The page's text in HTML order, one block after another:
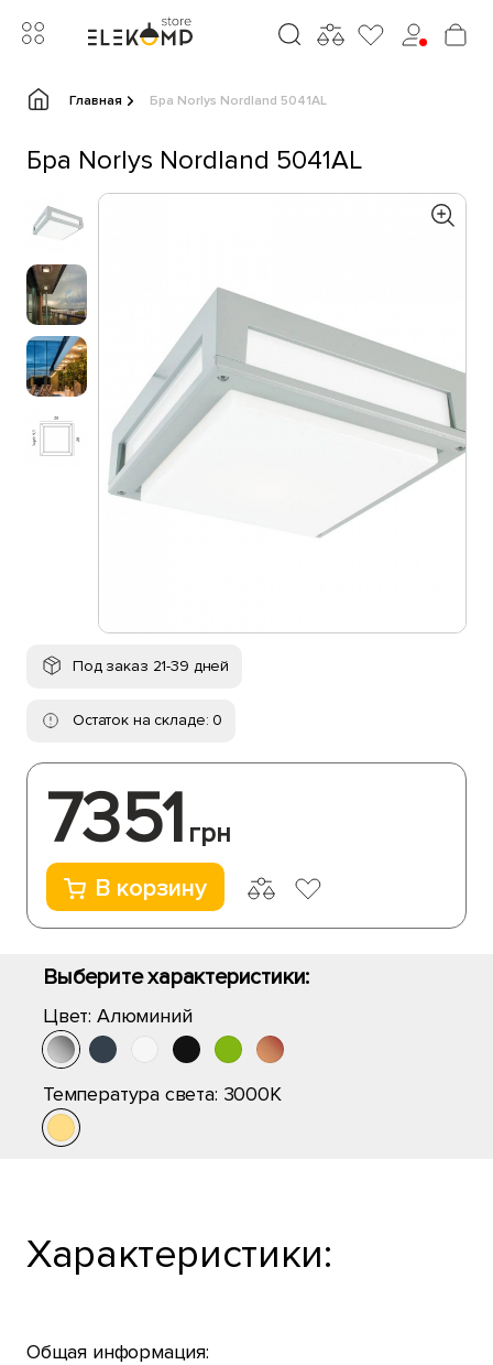
Главная Бра Norlys Nordland 5041AL
Бра Norlys Nordland 5041AL
Под заказ 21-39 дней
Остаток на складе: 0
7351 грн
В корзину
Выберите характеристики:
Цвет: Алюминий
Температура света: 3000K
Характеристики:
Общая информация: